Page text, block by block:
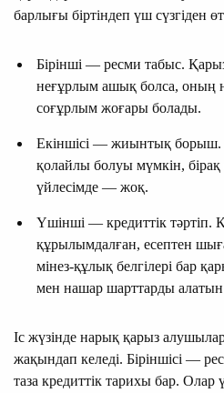
барлығы біртіндеп үш сүзгіден
Бірінші — ресми табыс.
неғұрлым ашық болса, оның
соғұрлым жоғары болады.
Екіншісі — жиынтық борыш.
қолайлы болуы мүмкін, бірақ
үйлесімде — жоқ.
Үшінші — кредиттік тәртіп.
құрылымдалған, есептен
мінез-құлық белгілері бар
мен нашар шарттарды
Іс жүзінде нарық қарыз
жақындап келеді. Біріншісі —
таза кредиттік тарихы бар. Олар